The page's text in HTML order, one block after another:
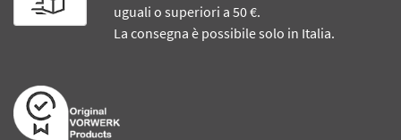
uguali o superiori a 50 €.
La consegna è possibile solo in Italia.